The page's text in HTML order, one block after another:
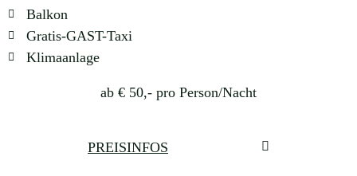
Balkon
Gratis-GAST-Taxi
Klimaanlage
ab € 50,- pro Person/Nacht
PREISINFOS